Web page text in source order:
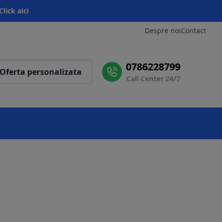
Click aici
Despre noiContact
Oferta personalizata 0786228799
Call Center 24/7